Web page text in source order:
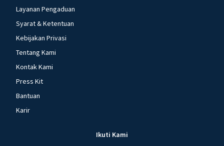
Layanan Pengaduan
Syarat & Ketentuan
Kebijakan Privasi
Tentang Kami
Kontak Kami
Press Kit
Bantuan
Karir
Ikuti Kami